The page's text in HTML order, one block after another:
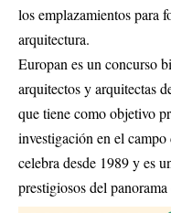
los emplazamientos para
arquitectura.
Europan es un concurso
arquitectos y arquitectas
que tiene como objetivo
investigación en el
celebra desde 1989 y es
prestigiosos del panorama